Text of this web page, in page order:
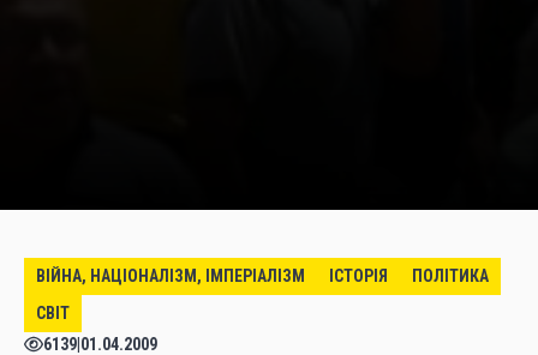
ВІЙНА, НАЦІОНАЛІЗМ, ІМПЕРІАЛІЗМ ІСТОРІЯ
ПОЛІТИКА
СВІТ
6139 01.04.2009